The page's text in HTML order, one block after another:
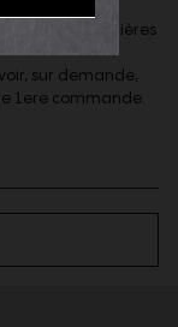
des dernières
sur demande,
1ere commande.